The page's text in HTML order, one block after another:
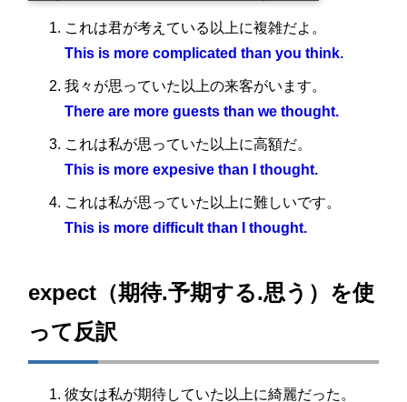
4
これは君が考えている以上に複雑だよ。
This is more complicated than you think.
我々が思っていた以上の来客がいます。
There are more guests than we thought.
これは私が思っていた以上に高額だ。
This is more expesive than I thought.
これは私が思っていた以上に難しいです。
This is more difficult than I thought.
expect（期待.予期する.思う）を使
って反訳
彼女は私が期待していた以上に綺麗だった。